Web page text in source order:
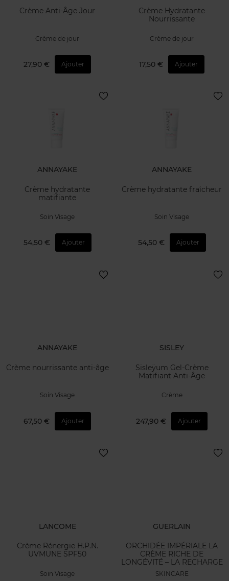
Crème Anti-Âge Jour
Crème de jour
27,90 € Ajouter
Crème Hydratante
Nourrissante
Crème de jour
17,50 € Ajouter
ANNAYAKE
Crème hydratante
matifiante
Soin Visage
54,50 € Ajouter
ANNAYAKE
Crème hydratante fraîcheur
Soin Visage
54,50 € Ajouter
ANNAYAKE
Crème nourrissante anti-âge
Soin Visage
67,50 € Ajouter
SISLEY
Sisleÿum Gel-Crème
Matifiant Anti-Âge
Crème
247,90 € Ajouter
LANCOME
Crème Rénergie H.P.N.
UVMUNE SPF50
Soin Visage
GUERLAIN
ORCHIDÉE IMPÉRIALE LA
CRÈME RICHE DE
LONGÉVITÉ – LA RECHARGE
SKINCARE